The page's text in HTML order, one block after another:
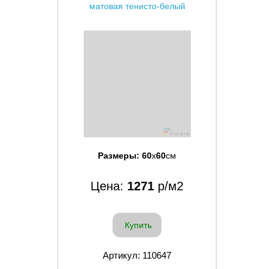
матовая тенисто-белый
Размеры: 60x60см
Цена: 1271 р/м2
Купить
Артикул: 110647